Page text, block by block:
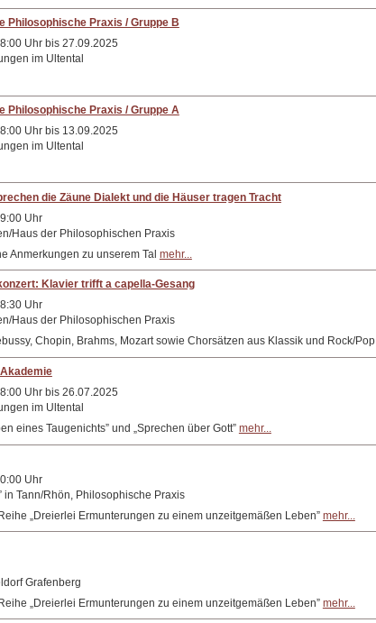
Philosophische Praxis / Gruppe B
Uhr bis 27.09.2025
im Ultental
Philosophische Praxis / Gruppe A
Uhr bis 13.09.2025
im Ultental
die Zäune Dialekt und die Häuser tragen Tracht
Uhr
Haus der Philosophischen Praxis
Anmerkungen zu unserem Tal mehr...
Klavier trifft a capella-Gesang
Uhr
Haus der Philosophischen Praxis
Chopin, Brahms, Mozart sowie Chorsätzen aus Klassik und Rock/Pop
Uhr bis 26.07.2025
im Ultental
eines Taugenichts” und „Sprechen über Gott” mehr...
Uhr
in Tann/Rhön, Philosophische Praxis
„Dreierlei Ermunterungen zu einem unzeitgemäßen Leben” mehr...
Grafenberg
„Dreierlei Ermunterungen zu einem unzeitgemäßen Leben” mehr...